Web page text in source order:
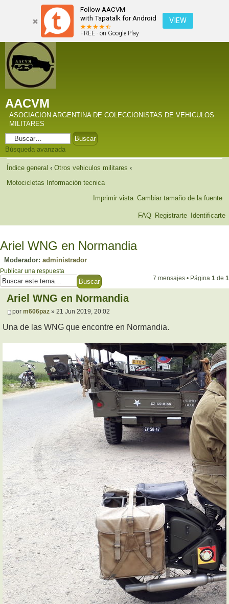
Follow AACVM
with Tapatalk for Android
FREE - on Google Play
VIEW
AACVM
ASOCIACION ARGENTINA DE COLECCIONISTAS DE VEHICULOS
MILITARES
Búsqueda avanzada
Índice general ‹ Otros vehiculos militares ‹
Motocicletas Información tecnica
Cambiar tamaño de la fuente
Imprimir vista
FAQ Registrarte Identificarte
Ariel WNG en Normandia
Moderador: administrador
Publicar una respuesta
7 mensajes • Página 1 de 1
Ariel WNG en Normandia
por m606paz » 21 Jun 2019, 20:02
Una de las WNG que encontre en Normandia.